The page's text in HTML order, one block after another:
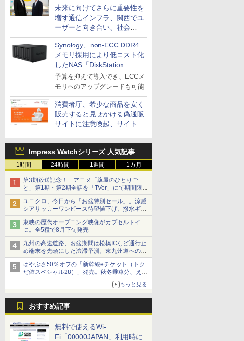
未来に向けてさらに重要性を
増す通信インフラ、関西でユ
ーザーと向き合い、社会
の“あたらしい”を起動し続け
る～オプテージ
Synology、non-ECC DDR4
メモリ採用により低コスト化
したNAS「DiskStation
neo+」シリーズ
予算を抑えて導入でき、ECCメ
モリへのアップグレードも可能
消費者庁、希少な商品を安く
販売すると見せかける偽通販
サイトに注意喚起、サイト名
Impress Watchシリーズ 人気記事
1時間 24時間 1週間 1カ月
第3期放送記念！ アニメ「薬屋のひとりご
と」第1期・第2期全話を「TVer」にて期間限定
で順次無料配信開始
ユニクロ、今日から「お盆特別セール」。涼感
シアサッカーワンピース待望値下げ、撥水ギア
ショーツは1990円に
東映の歴代オープニング映像がカプセルトイ
に。全5種で8月下旬発売
九州の高速道路、お盆期間は松橋ICなど通行止
め端末を先頭にした渋滞予測。東九州道への迂
回は料金調整を実施
はやぶさ50％オフの「新幹線eチケット（トク
だ値スペシャル28）」発売。秋冬乗車分、えき
もっと見る
おすすめ記事
無料で使えるWi-
Fi「00000JAPAN」利用時に